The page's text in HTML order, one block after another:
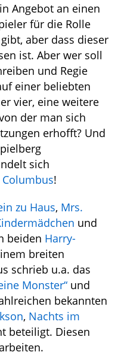
Angebot an einen
für die Rolle
aber dass dieser
ist. Aber wer soll
und Regie
einer beliebten
vier, eine weitere
der man sich
erhofft? Und
sich
Columbus!
zu Haus, Mrs.
und
beiden Harry-
breiten
schrieb u.a. das
Monster“ und
bekannten
, Nachts im
beteiligt. Diesen